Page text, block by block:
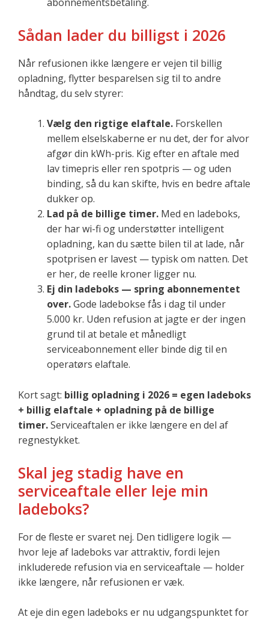
Sådan lader du billigst i 2026
Når refusionen ikke længere er vejen til billig
opladning, flytter besparelsen sig til to andre
håndtag, du selv styrer:
Vælg den rigtige elaftale. Forskellen
mellem elselskaberne er nu det, der for alvor
afgør din kWh-pris. Kig efter en aftale med
lav timepris eller ren spotpris — og uden
binding, så du kan skifte, hvis en bedre aftale
dukker op.
Lad på de billige timer. Med en ladeboks,
der har wi-fi og understøtter intelligent
opladning, kan du sætte bilen til at lade, når
spotprisen er lavest — typisk om natten. Det
er her, de reelle kroner ligger nu.
Ej din ladeboks — spring abonnementet
over.Gode ladebokse fås i dag til under
5.000 kr. Uden refusion at jagte er der ingen
grund til at betale et månedligt
serviceabonnement eller binde dig til en
operatørs elaftale.
Kort sagt: billig opladning i 2026 = egen ladeboks
+ billig elaftale + opladning på de billige
timer.Serviceaftalen er ikke længere en del af
regnestykket.
Skal jeg stadig have en
serviceaftale eller leje min
ladeboks?
For de fleste er svaret nej. Den tidligere logik —
hvor leje af ladeboks var attraktiv, fordi lejen
inkluderede refusion via en serviceaftale — holder
ikke længere, når refusionen er væk.
At eje din egen ladeboks er nu udgangspunktet for